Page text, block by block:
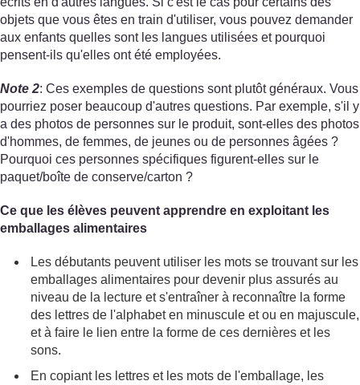
objets que vous êtes en train d'utiliser, vous pouvez demander
aux enfants quelles sont les langues utilisées et pourquoi
pensent-ils qu'elles ont été employées.
Note 2: Ces exemples de questions sont plutôt généraux. Vous
pourriez poser beaucoup d'autres questions. Par exemple, s'il y
a des photos de personnes sur le produit, sont-elles des photos
d'hommes, de femmes, de jeunes ou de personnes âgées ?
Pourquoi ces personnes spécifiques figurent-elles sur le
paquet/boîte de conserve/carton ?
Ce que les élèves peuvent apprendre en exploitant les
emballages alimentaires
Les débutants peuvent utiliser les mots se trouvant sur les
emballages alimentaires pour devenir plus assurés au
niveau de la lecture et s'entraîner à reconnaître la forme
des lettres de l'alphabet en minuscule et ou en majuscule,
et à faire le lien entre la forme de ces dernières et les
sons.
En copiant les lettres et les mots de l'emballage, les